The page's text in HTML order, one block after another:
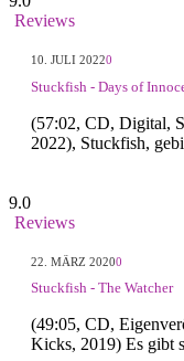
Reviews
10. JULI 20220
Stuckfish - Days of
(57:02, CD, Digital,
2022), ‎Stuckfish,
9.0
Reviews
22. MÄRZ 20200
Stuckfish - The Watcher
(49:05, CD,
Kicks, 2019) Es gibt